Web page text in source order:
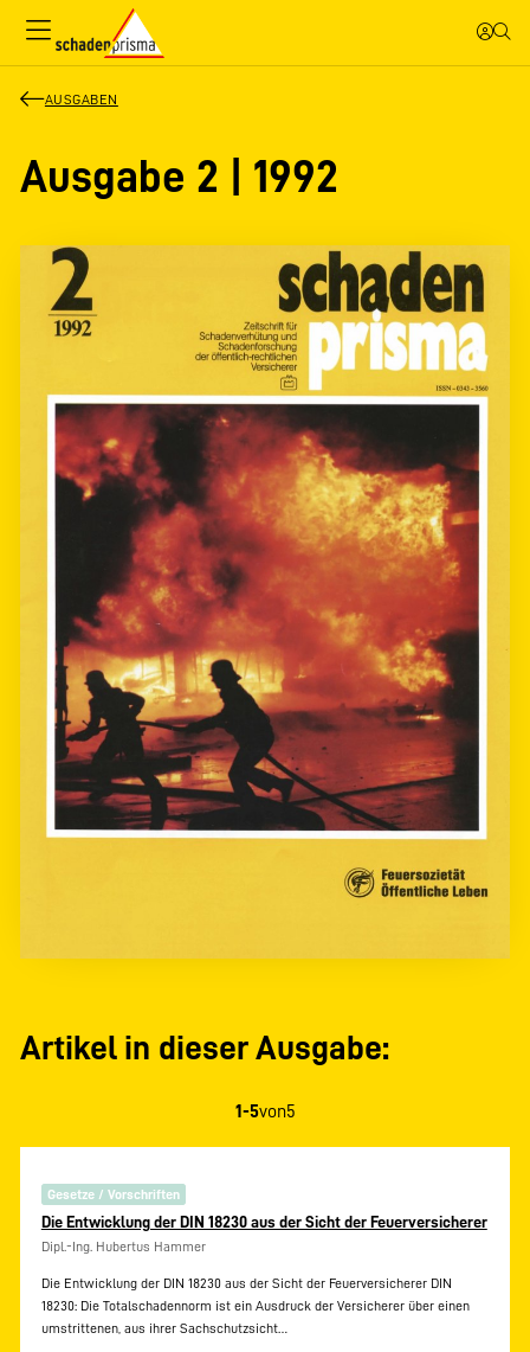
AUSGABEN
Ausgabe 2 | 1992
Artikel in dieser Ausgabe:
1-5von5
Gesetze / Vorschriften
Die Entwicklung der DIN 18230 aus der Sicht der Feuerversicherer
Dipl.-Ing. Hubertus Hammer
Die Entwicklung der DIN 18230 aus der Sicht der Feuerversicherer DIN
18230: Die Totalschadennorm ist ein Ausdruck der Versicherer über einen
umstrittenen, aus ihrer Sachschutzsicht…